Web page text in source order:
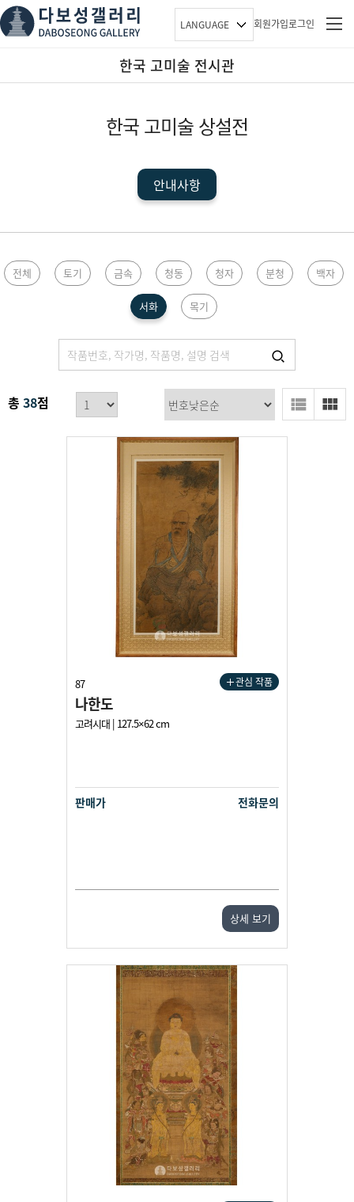
LANGUAGE 회원가입로그인
한국 고미술 전시관
한국 고미술 상설전
안내사항
한국관
전체 토기 금속 청동 청자 분청 백자
서화 목기
총 38점
관심 작품
87
나한도
고려시대 | 127.5×62 cm
판매가 전화문의
상세 보기